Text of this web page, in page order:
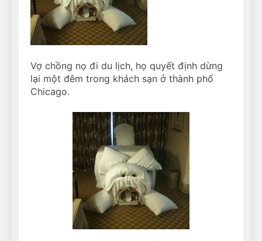
Can Bulldogs Play Fetch?
And How to Train Them!
7 Năm Ago
How Often Do I Need to
7 Năm Ago
Vợ chồng nọ đi du lịch, họ quyết định dừng
lại một đêm trong khách sạn ở thành phố
Chicago.